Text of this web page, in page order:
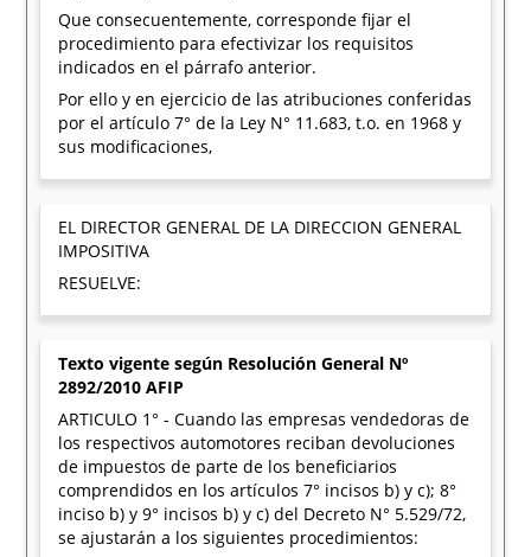
Que consecuentemente, corresponde fijar el
procedimiento para efectivizar los requisitos
indicados en el párrafo anterior.
Por ello y en ejercicio de las atribuciones conferidas
por el artículo 7° de la Ley N° 11.683, t.o. en 1968 y
sus modificaciones,
EL DIRECTOR GENERAL DE LA DIRECCION GENERAL
IMPOSITIVA
RESUELVE:
Texto vigente según Resolución General Nº
2892/2010 AFIP
ARTICULO 1° - Cuando las empresas vendedoras de
los respectivos automotores reciban devoluciones
de impuestos de parte de los beneficiarios
comprendidos en los artículos 7° incisos b) y c); 8°
inciso b) y 9° incisos b) y c) del Decreto N° 5.529/72,
se ajustarán a los siguientes procedimientos: